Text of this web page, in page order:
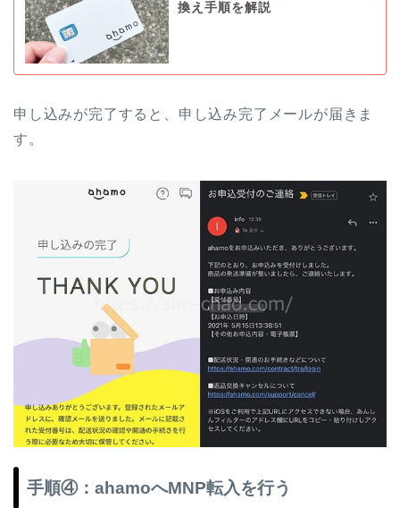
換え手順を解説
申し込みが完了すると、申し込み完了メールが届きま
す。
手順④：ahamoへMNP転入を行う